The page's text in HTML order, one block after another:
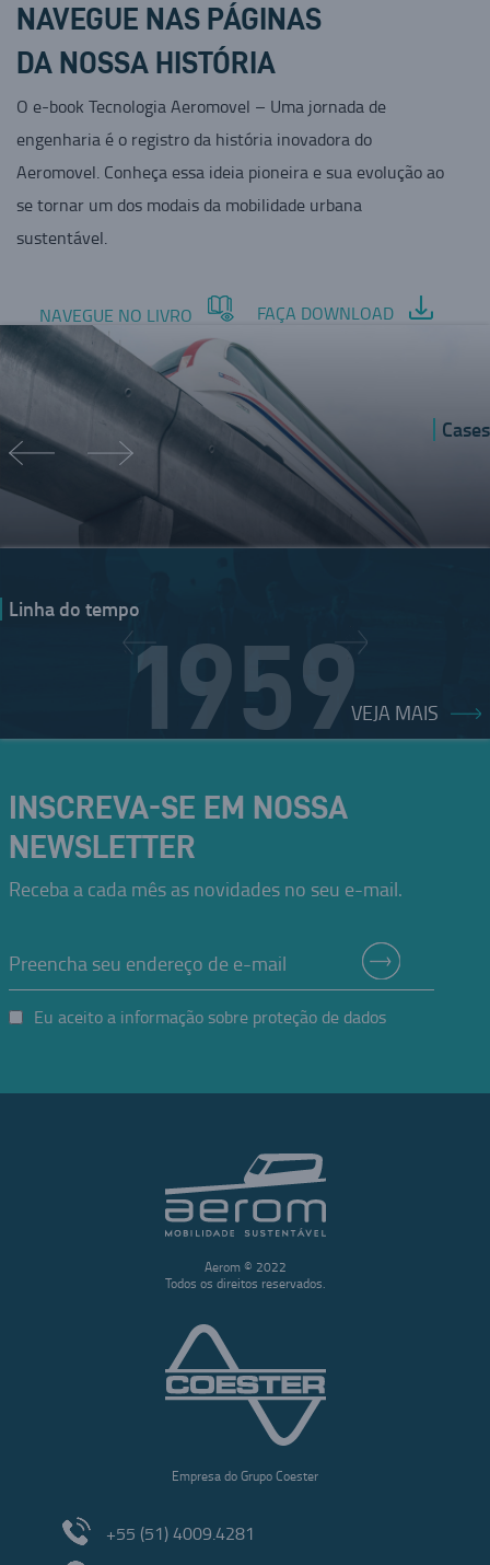
NAVEGUE NAS PÁGINAS
DA NOSSA HISTÓRIA
O e-book Tecnologia Aeromovel – Uma jornada de
engenharia é o registro da história inovadora do
Aeromovel. Conheça essa ideia pioneira e sua evolução ao
se tornar um dos modais da mobilidade urbana
sustentável.
NAVEGUE NO LIVRO FAÇA DOWNLOAD
Cases
PORTO ALEGRE
Linha do tempo
1959
Oskar Coester percebe que "as distâncias não se medem mais em
quilômetros, mas sim em tempo".
Essa percepção iria guiá-lo por toda a vida.
VEJA MAIS
INSCREVA-SE EM NOSSA
NEWSLETTER
Receba a cada mês as novidades no seu e-mail.
Eu aceito a informação sobre proteção de dados
Aerom © 2022
Todos os direitos reservados.
Empresa do Grupo Coester
+55 (51) 4009.4281